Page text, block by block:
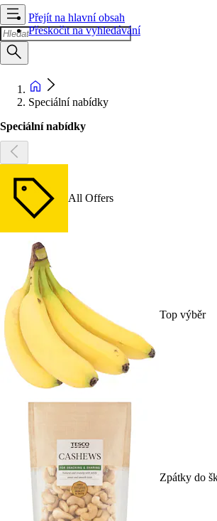
Přejít na hlavní obsah
Přeskočit na vyhledávání
Speciální nabídky
Speciální nabídky
All Offers
Top výběr
Zpátky do